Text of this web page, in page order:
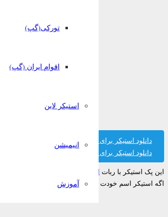
تورکی(گپ)
اقوام ایران (گپ)
استیکر لاین
انیمیشن
آموزش
دانلود استیکر برای تلگرام
دانلود استیکر برای واتساپ
این پک استیکر با ربات استیکر ساز قونشو
اگه استیکر اسم خودت رو پیدا نکردی میتونی تو ربات